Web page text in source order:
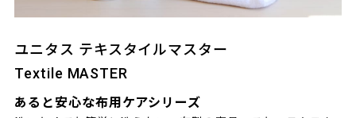
ユニタス テキスタイルマスター
Textile MASTER
あると安心な布用ケアシリーズ